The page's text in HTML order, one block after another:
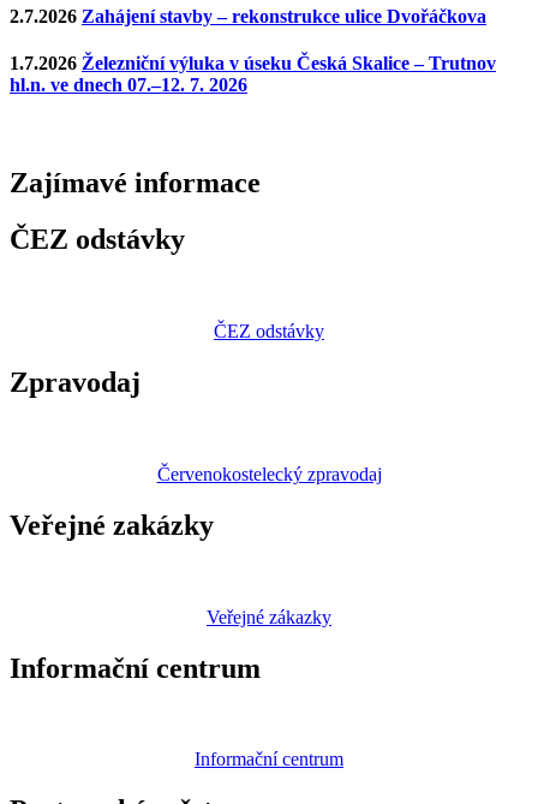
2.7.2026 Zahájení stavby – rekonstrukce ulice Dvořáčkova
1.7.2026 Železniční výluka v úseku Česká Skalice – Trutnov
hl.n. ve dnech 07.–12. 7. 2026
Zajímavé informace
ČEZ odstávky
ČEZ odstávky
Zpravodaj
Červenokostelecký zpravodaj
Veřejné zakázky
Veřejné zákazky
Informační centrum
Informační centrum